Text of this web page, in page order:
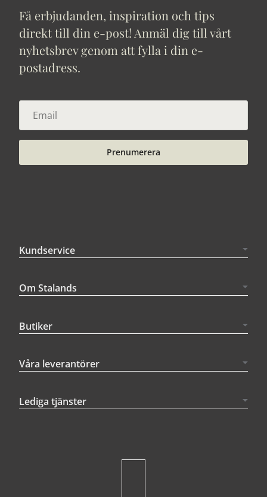
Få erbjudanden, inspiration och tips
direkt till din e-post! Anmäl dig till vårt
nyhetsbrev genom att fylla i din e-
postadress.
Prenumerera
Kundservice
Om Stalands
Butiker
Våra leverantörer
Lediga tjänster